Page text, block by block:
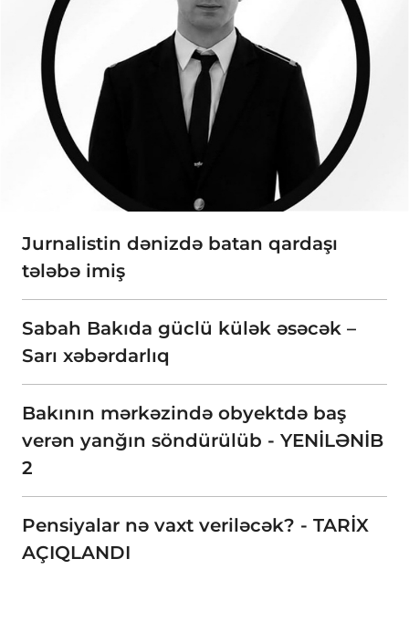
Jurnalistin dənizdə batan qardaşı
tələbə imiş
Sabah Bakıda güclü külək əsəcək –
Sarı xəbərdarlıq
Bakının mərkəzində obyektdə baş
verən yanğın söndürülüb - YENİLƏNİB
2
Pensiyalar nə vaxt veriləcək? - TARİX
AÇIQLANDI